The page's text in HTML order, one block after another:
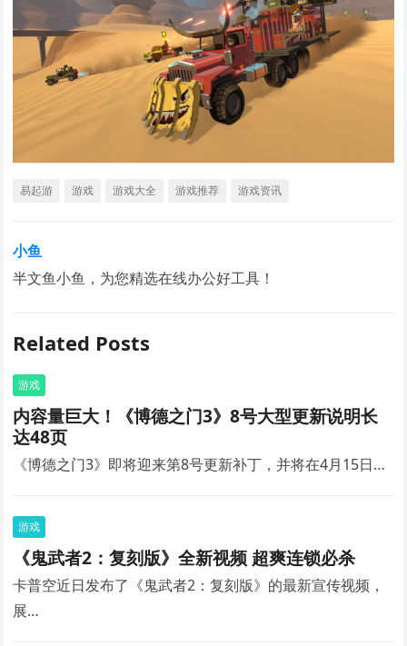
易起游 游戏 游戏大全 游戏推荐 游戏资讯
小鱼
半文鱼小鱼，为您精选在线办公好工具！
Related Posts
游戏
内容量巨大！《博德之门3》8号大型更新说明长
达48页
《博德之门3》即将迎来第8号更新补丁，并将在4月15日…
游戏
《鬼武者2：复刻版》全新视频 超爽连锁必杀
卡普空近日发布了《鬼武者2：复刻版》的最新宣传视频，
展…